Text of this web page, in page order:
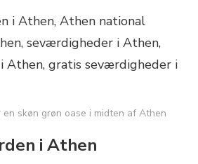
skøn grøn oase i midten af Athen
i Athen